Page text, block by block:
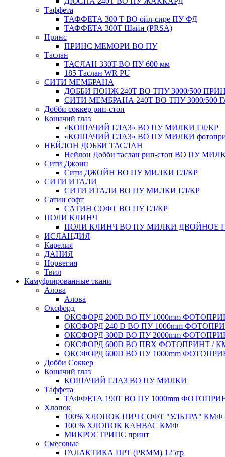
Таффета
ТАФФЕТА 300 Т ВО ойл-сире ПУ ФД
ТАФФЕТА 300Т Шайн (PRSA)
Принс
ПРИНС МЕМОРИ ВО ПУ
Таслан
ТАСЛАН 330T ВО ПУ 600 мм
185 Таслан WR PU
СИТИ МЕМБРАНА
ДОББИ ПОНЖ 240Т ВО ТПУ 3000/500
СИТИ МЕМБРАНА 240Т ВО ТПУ 3000/500
Добби соккер рип-стоп
Кошачий глаз
«КОШАЧИЙ ГЛАЗ» ВО ПУ МИЛКИ ГЛ/КР
«КОШАЧИЙ ГЛАЗ» ВО ПУ МИЛКИ
НЕЙЛОН ДОББИ ТАСЛАН
Нейлон Добби таслан рип-стоп ВО ПУ
Сити Джоин
Сити ДЖОЙН ВО ПУ МИЛКИ ГЛ/КР
СИТИ ИТАЛИ
СИТИ ИТАЛИ ВО ПУ МИЛКИ ГЛ/КР
Сатин софт
САТИН СОФТ ВО ПУ ГЛ/КР
ПОЛИ КЛИНЧ
ПОЛИ КЛИНЧ ВО ПУ МИЛКИ ДВОЙНОЕ
ИСЛАНДИЯ
Карелия
ДАНИЯ
Норвегия
Твил
Камуфлированные ткани
Алова
Алова
Оксфорд
ОКСФОРД 200D ВО ПУ 1000mm
ОКСФОРД 240 D ВО ПУ 1000mm
ОКСФОРД 300D ВО ПУ 2000mm
ОКСФОРД 600D ВО ПВХ ФОТОПРИНТ /
ОКСФОРД 600D ВО ПУ 1000mm
Добби Соккер
Кошачий глаз
КОШАЧИЙ ГЛАЗ ВО ПУ МИЛКИ
Таффета
ТАФФЕТА 190T ВО ПУ 1000mm
Хлопок
100% ХЛОПОК ПИЧ СОФТ "УЛЬТРА" КМФ
100 % ХЛОПОК КАНВАС КМФ
МИКРОСТРИПС принт
Смесовые
ГАЛАКТИКА ПРТ (PRMM) 125гр